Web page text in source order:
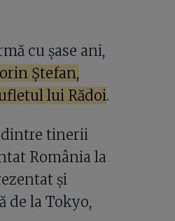
cu șase ani,
Ștefan,
lui Rădoi.
dintre tinerii
România la
și
de la Tokyo,